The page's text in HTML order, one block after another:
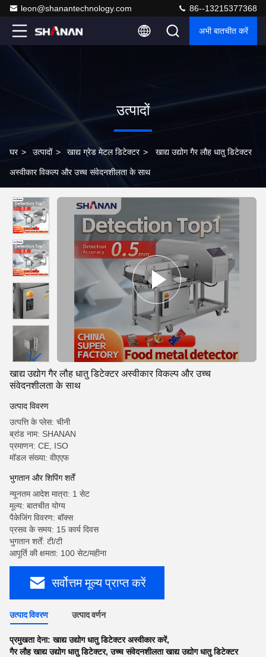
leon@shanantechnology.com 86--13215377368
अभी बातचीत करें
उत्पादों
घर > उत्पादों > खाद्य ग्रेड मेटल डिटेक्टर > खाद्य उद्योग गैर लौह धातु डिटेक्टर
अस्वीकार विकल्प और उच्च संवेदनशीलता के साथ
खाद्य उद्योग गैर लौह धातु डिटेक्टर अस्वीकार विकल्प और उच्च
संवेदनशीलता के साथ
उत्पाद विवरण
उत्पत्ति के प्लेस: चीनी
ब्रांड नाम: SHANAN
प्रमाणन: CE, ISO
मॉडल संख्या: वीएएफ
भुगतान और शिपिंग शर्तें
न्यूनतम आदेश मात्रा: 1 सेट
मूल्य: बातचीत योग्य
पैकेजिंग विवरण: बॉक्स
प्रसव के समय: 15 कार्य दिवस
भुगतान शर्तें: टी/टी
आपूर्ति की क्षमता: 100 सेट/महीना
सर्वोत्तम मूल्य प्राप्त करें
उत्पाद विवरण उत्पाद वर्णन
प्रमुखता देना:खाद्य उद्योग धातु डिटेक्टर अस्वीकार करें,
गैर लौह खाद्य उद्योग धातु डिटेक्टर,उच्च संवेदनशीलता खाद्य उद्योग धातु डिटेक्टर